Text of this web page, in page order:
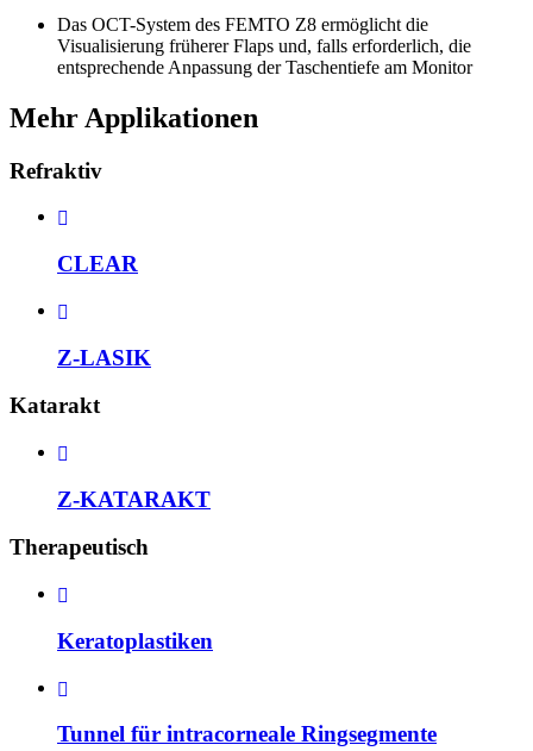
Das OCT-System des FEMTO Z8 ermöglicht die
Visualisierung früherer Flaps und, falls erforderlich, die
entsprechende Anpassung der Taschentiefe am Monitor
Mehr Applikationen
Refraktiv
CLEAR
Z-LASIK
Katarakt
Z-KATARAKT
Therapeutisch
Keratoplastiken
Tunnel für intracorneale Ringsegmente